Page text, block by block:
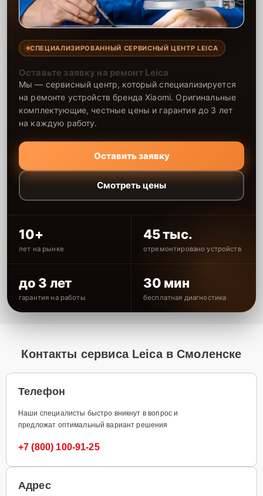
СПЕЦИАЛИЗИРОВАННЫЙ СЕРВИСНЫЙ ЦЕНТР LEICA
Оставьте заявку на ремонт Leica
Мы — сервисный центр, который специализируется
на ремонте устройств бренда Xiaomi. Оригинальные
комплектующие, честные цены и гарантия до 3 лет
на каждую работу.
Оставить заявку
Смотреть цены
10+
лет на рынке
45 тыс.
отремонтировано устройств
до 3 лет
гарантия на работы
30 мин
бесплатная диагностика
Контакты сервиса Leica в Смоленске
Телефон
Наши специалисты быстро вникнут в вопрос и
предложат оптимальный вариант решения
+7 (800) 100-91-25
Адрес